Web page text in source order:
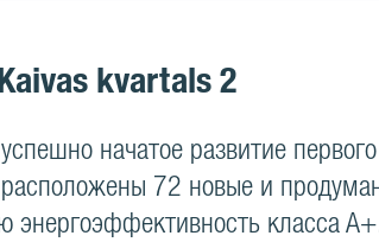
kvartals 2
начатое развитие
72 новые и
класса